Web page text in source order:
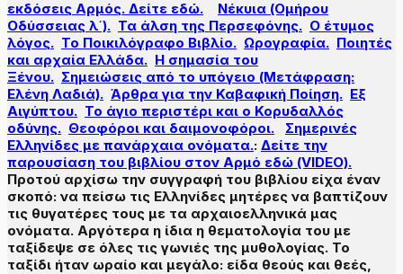
εκδόσεις Αρμός. Δείτε εδώ.
Νέκυια (Ομήρου
Οδύσσειας λ΄). Τα άλση της Περσεφόνης. Ο έτυμος
λόγος. Το Ποικιλόγραφο Βιβλίο. Ωρογραφία. Ποιητές
και αρχαία Ελλάδα. Η σημασία του
Ξένου. Σημειώσεις από το υπόγειο (Μετάφραση:
Ελένη Λαδιά). Άρθρα για την Καβαφική Ποίηση. Εξ
Αιγύπτου. Το άγιο περιστέρι και ο Κορυδαλλός
οδύνης. Θεοφόροι και δαιμονοφόροι.
Σημερινές
Ελληνίδες με πανάρχαια ονόματα.: Δείτε την
παρουσίαση του βιβλίου στον Αρμό εδώ (VIDEO).
Προτού αρχίσω την συγγραφή του βιβλίου είχα έναν
σκοπό: να πείσω τις Ελληνίδες μητέρες να βαπτίζουν
τις θυγατέρες τους με τα αρχαιοελληνικά μας
ονόματα. Αργότερα η ίδια η θεματολογία του με
ταξίδεψε σε όλες τις γωνιές της μυθολογίας. Το
ταξίδι ήταν ωραίο και μεγάλο: είδα θεούς και θεές,